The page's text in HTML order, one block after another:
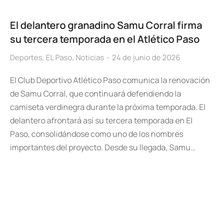
El delantero granadino Samu Corral firma
su tercera temporada en el Atlético Paso
Deportes, EL Paso, Noticias 24 de junio de 2026
El Club Deportivo Atlético Paso comunica la renovación
de Samu Corral, que continuará defendiendo la
camiseta verdinegra durante la próxima temporada. El
delantero afrontará así su tercera temporada en El
Paso, consolidándose como uno de los nombres
importantes del proyecto. Desde su llegada, Samu…